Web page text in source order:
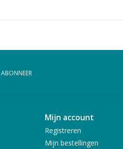
ABONNEER
Mijn account
Registreren
Mijn bestellingen